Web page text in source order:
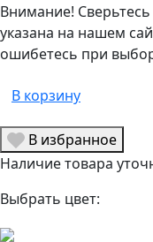
Внимание!
указана на нашем
ошибетесь при
В корзину
В избранное
Наличие товара
Выбрать цвет: